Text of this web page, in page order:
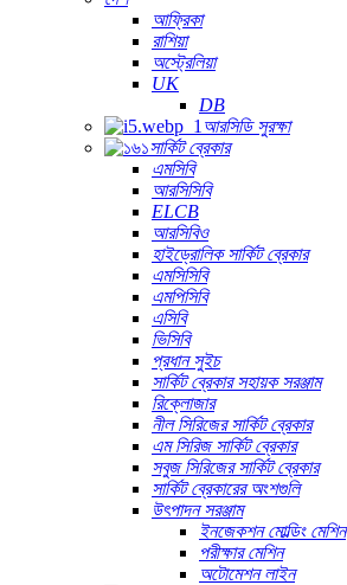
আফ্রিকা
রাশিয়া
অস্ট্রেলিয়া
UK
DB
আরসিডি সুরক্ষা
সার্কিট ব্রেকার
এমসিবি
আরসিসিবি
ELCB
আরসিবিও
হাইড্রোলিক সার্কিট ব্রেকার
এমসিসিবি
এমপিসিবি
এসিবি
ভিসিবি
প্রধান সুইচ
সার্কিট ব্রেকার সহায়ক সরঞ্জাম
রিক্লোজার
নীল সিরিজের সার্কিট ব্রেকার
এম সিরিজ সার্কিট ব্রেকার
সবুজ সিরিজের সার্কিট ব্রেকার
সার্কিট ব্রেকারের অংশগুলি
উৎপাদন সরঞ্জাম
ইনজেকশন মোল্ডিং মেশিন
পরীক্ষার মেশিন
অটোমেশন লাইন